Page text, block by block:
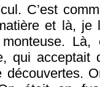
C’est
et là,
Là,
qui
découvertes.